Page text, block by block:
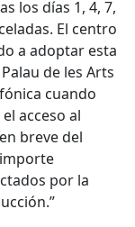
los días 1, 4, 7,
El centro
a adoptar esta
de les Arts
cuando
acceso al
breve del
por la